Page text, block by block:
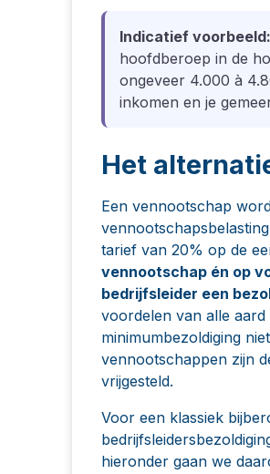
Indicatief voorbeeld:
hoofdberoep in de
ongeveer 4.000 à
inkomen en je
Het
Een vennootschap
tarief van 20% op de
vennootschap én op
bedrijfsleider een
voordelen van alle aard
minimumbezoldiging
vennootschappen zijn
vrijgesteld.
Voor een klassiek
hieronder gaan we